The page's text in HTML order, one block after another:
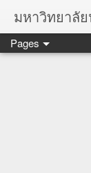
มหาวิทยาลั
Pages